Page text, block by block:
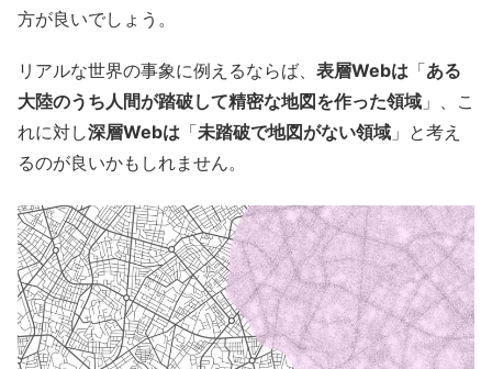
方が良いでしょう。
リアルな世界の事象に例えるならば、 表層Webは 「ある
大陸のうち人間が踏破して精密な地図を作った領域 」、こ
れに対し深層Webは 「未踏破で地図がない領域 」と考え
るのが良いかもしれません。